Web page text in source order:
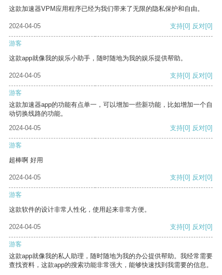
这款加速器VPM应用程序已经为我们带来了无限的隐私保护和自由。
2024-04-05 支持[0] 反对[0]
游客
这款app就像我的娱乐小助手，随时随地为我的娱乐提供帮助。
2024-04-05 支持[0] 反对[0]
游客
这款加速器app的功能有点单一，可以增加一些新功能，比如增加一个自
动切换线路的功能。
2024-04-05
支持[0] 反对[0]
游客
超棒啊 好用
2024-04-05 支持[0] 反对[0]
游客
这款软件的设计非常人性化，使用起来非常方便。
2024-04-05 支持[0] 反对[0]
游客
这款app就像我的私人助理，随时随地为我的办公提供帮助。我经常需要
查找资料，这款app的搜索功能非常强大，能够快速找到我需要的信息。